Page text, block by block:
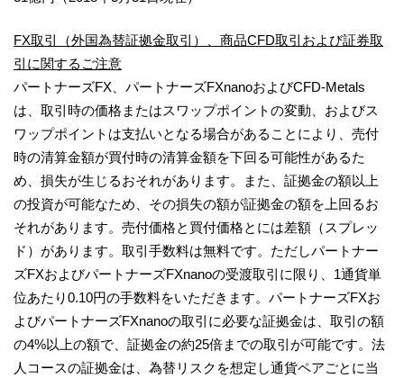
FX取引（外国為替証拠金取引）、商品CFD取引および証券取
引に関するご注意
パートナーズFX、パートナーズFXnanoおよびCFD-Metals
は、取引時の価格またはスワップポイントの変動、およびス
ワップポイントは支払いとなる場合があることにより、売付
時の清算金額が買付時の清算金額を下回る可能性があるた
め、損失が生じるおそれがあります。また、証拠金の額以上
の投資が可能なため、その損失の額が証拠金の額を上回るお
それがあります。売付価格と買付価格とには差額（スプレッ
ド）があります。取引手数料は無料です。ただしパートナー
ズFXおよびパートナーズFXnanoの受渡取引に限り、1通貨単
位あたり0.10円の手数料をいただきます。パートナーズFXお
よびパートナーズFXnanoの取引に必要な証拠金は、取引の額
の4%以上の額で、証拠金の約25倍までの取引が可能です。法
人コースの証拠金は、為替リスクを想定し通貨ペアごとに当